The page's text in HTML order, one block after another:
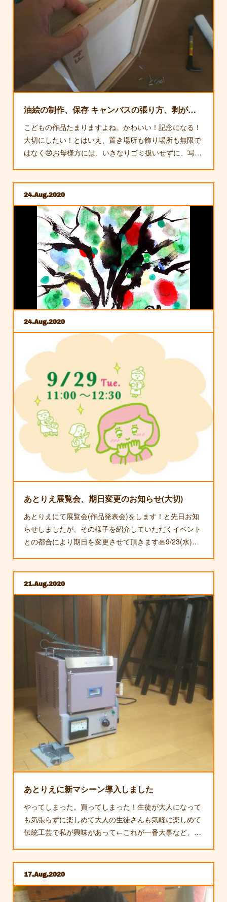
油絵の制作、保存 キャンバスの張り方、剥がし方
こどもの作品たまりますよね。かわいい！記念になる！
大切にしたい！とはいえ、置き場所も飾り場所も無限で
はなく😢お母様方には、いきなりゴミ扱いせずに、写…
24 Aug 2020
ネットショップにはオンライン講座も
リアル講座でこそ！のあとりえですが、通うのは大
変・・・ひとりで気がねなくが良い・・・という声があ
るのも事実。というわけで、あとりえの講座が自宅で…
24 Aug 2020
あとりえ展覧会、期日変更のお知らせ(大切)
あとりえにて展覧会(作品発表会)をします！と先日お知
らせしましたが、その様子を紹介していただくイベント
との都合により期日を変更させて頂きます🙏9/23(水)…
21 Aug 2020
あとりえに新マシーン導入しました
やってしまった。買ってしまった！生徒が大人になって
も気張らずに楽しめて大人の生徒さんも気軽に楽しめて
伝統工芸で私が興味があって←これが一番大事など、…
17 Aug 2020